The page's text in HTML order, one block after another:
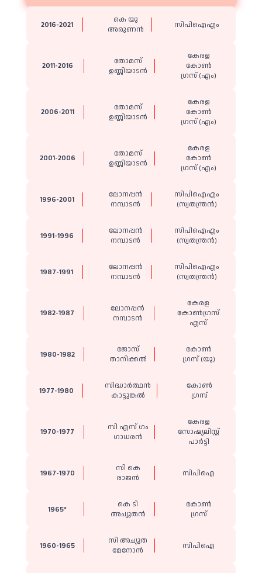
2016-2021
കെ യു
അരുണൻ
സിപിഐഎം
2011-2016
തോമസ്
ഉണ്ണിയാടൻ
കേരള
കോൺ​
ഗ്രസ് (എം)
2006-2011
തോമസ്
ഉണ്ണിയാടൻ
കേരള
കോൺ​
ഗ്രസ് (എം)
2001-2006
തോമസ്
ഉണ്ണിയാടൻ
കേരള
കോൺ​
ഗ്രസ് (എം)
1996-2001
ലോനപ്പൻ
നമ്പാടൻ
സിപിഐഎം
(സ്വതന്ത്രൻ)
1991-1996
ലോനപ്പൻ
നമ്പാടൻ
സിപിഐഎം
(സ്വതന്ത്രൻ)
1987-1991
ലോനപ്പൻ
നമ്പാടൻ
സിപിഐഎം
(സ്വതന്ത്രൻ)
1982-1987
ലോനപ്പൻ
നമ്പാടൻ
കേരള
കോൺഗ്രസ്
എസ്
1980-1982
ജോസ്
താനിക്കൽ
കോൺ​
ഗ്രസ് (യു)
1977-1980
സിദ്ധാർത്ഥൻ
കാട്ടുങ്കൽ
കോൺ​
ഗ്രസ്
1970-1977
സി എസ് ​ഗം​
ഗാധരൻ
കേരള
സോഷ്യലിസ്റ്റ്
പാർട്ടി
1967-1970
സി കെ
രാജൻ
സിപിഐ
1965*
കെ ടി
അച്യുതൻ
കോൺ​
ഗ്രസ്
1960-1965
സി അച്യുത
മേനോൻ
സിപിഐ